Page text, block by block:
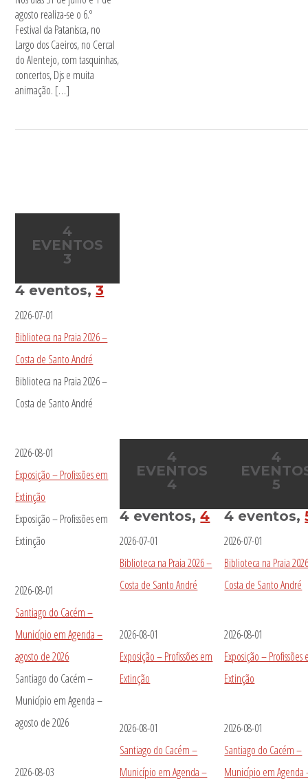
agosto realiza-se o 6.º
Festival da Patanisca, no
Largo dos Caeiros, no Cercal
do Alentejo, com tasquinhas,
concertos, Djs e muita
animação. […]
4
EVENTOS
3
4 eventos,3
2026-07-01
Biblioteca na Praia 2026 –
Costa de Santo André
Biblioteca na Praia 2026 –
Costa de Santo André
2026-08-01
Exposição – Profissões em
Extinção
Exposição – Profissões em
Extinção
2026-08-01
Santiago do Cacém –
Município em Agenda –
agosto de 2026
Santiago do Cacém –
Município em Agenda –
agosto de 2026
2026-08-03
4
EVENTOS
4
4 eventos,4
2026-07-01
Biblioteca na Praia 2026 –
Costa de Santo André
2026-08-01
Exposição – Profissões em
Extinção
2026-08-01
Santiago do Cacém –
Município em Agenda –
4
5
4 eventos,
2026-07-01
Biblioteca na Praia
Costa de Santo André
2026-08-01
Exposição – Profissões
Extinção
2026-08-01
Santiago do Cacém –
Município em Agenda